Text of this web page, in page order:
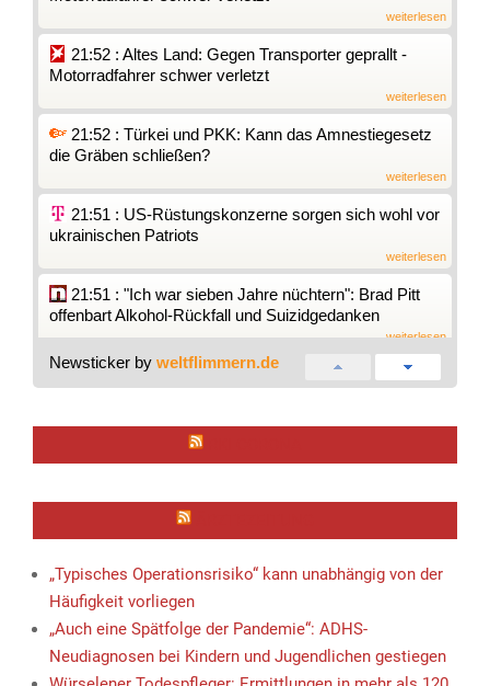
weiterlesen
21:52 : Altes Land: Gegen Transporter geprallt -
Motorradfahrer schwer verletzt
weiterlesen
21:52 : Türkei und PKK: Kann das Amnestiegesetz
die Gräben schließen?
weiterlesen
21:51 : US-Rüstungskonzerne sorgen sich wohl vor
ukrainischen Patriots
weiterlesen
21:51 : "Ich war sieben Jahre nüchtern": Brad Pitt
offenbart Alkohol-Rückfall und Suizidgedanken
weiterlesen
21:49 : Schwimm-EM in Paris: Deutsche Staffel um
21:46 : Enttäuschung bei EM ++ Tränen im TV -
weiterlesen
21:38 : Drei weitere Bundesländer setzen Lkw-
Fahrverbote aus
weiterlesen
Newsticker by weltflimmern.de
„Typisches Operationsrisiko“ kann unabhängig von der
Häufigkeit vorliegen
„Auch eine Spätfolge der Pandemie“: ADHS-
Neudiagnosen bei Kindern und Jugendlichen gestiegen